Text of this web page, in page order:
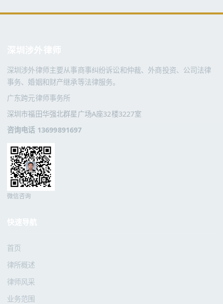
深圳涉外律师主要从事商事纠纷诉讼和仲裁、外商投资、公司法律
事务、婚姻和财产继承等法律服务。
广东跨元律师事务所
深圳市福田华强北群星广场A座32楼3227室
咨询电话 13699891697
微信咨询
首页
律所概述
律师风采
业务范围